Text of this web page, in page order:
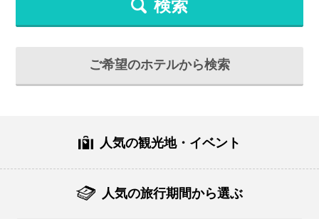
検索
ご希望のホテルから検索
人気の観光地・イベント
人気の旅行期間から選ぶ